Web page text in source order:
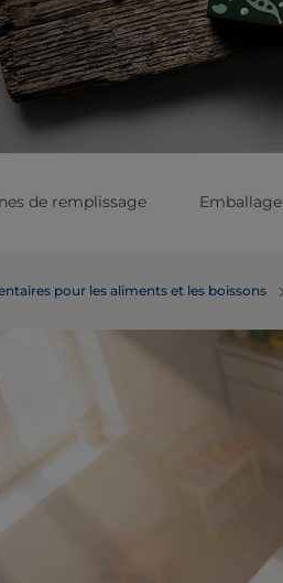
de remplissage Emballage
pour les aliments et les boissons